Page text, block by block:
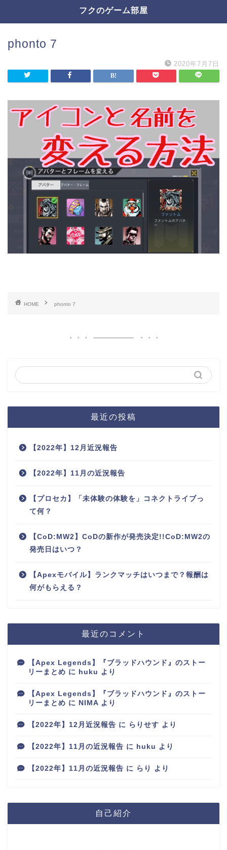
フクのゲーム部屋
phonto 7
2020年7月7日
HOME phonto 7
最近の投稿
【2022年】12月近況報告
【2022年】11月の近況報告
【プロセカ】「未体験の体験を」コネクトライブっ
て何？
【CoD:MW2】CoDの新作が発売決定!!CoD:MW2の
発売日はいつ？
【Apexモバイル】ランクマッチはいつまで？報酬は
何がもらえる？
最近のコメント
【Apex Legends】『ブラッドハウンド』のストー
リーまとめ に huku より
【Apex Legends】『ブラッドハウンド』のストー
リーまとめ に NIMA より
【2022年】12月近況報告 に らりせす より
【2022年】11月の近況報告 に huku より
【2022年】11月の近況報告 に らり より
自己紹介